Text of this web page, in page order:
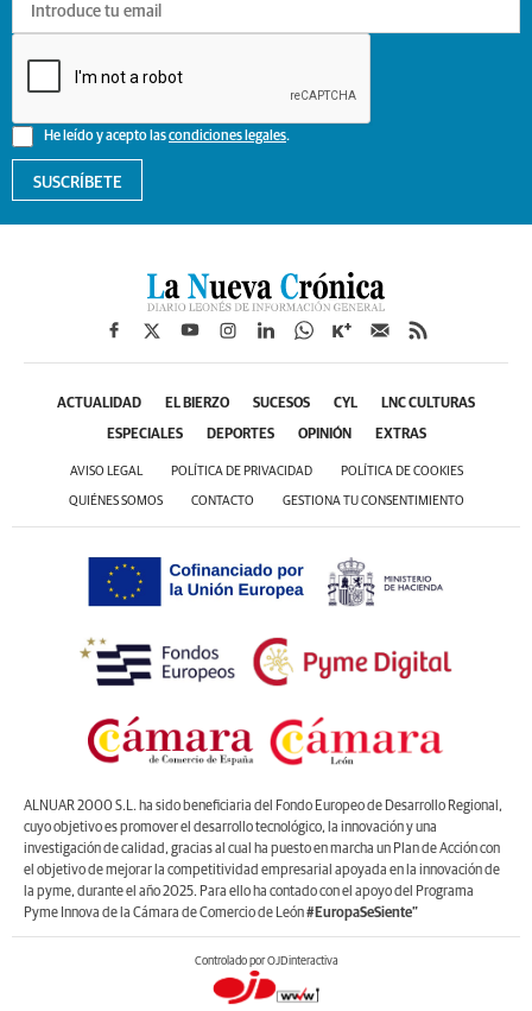
He leído y acepto lascondiciones legales.
SUSCRÍBETE
ACTUALIDAD EL BIERZO SUCESOS CYL LNC CULTURAS
ESPECIALES DEPORTES OPINIÓN EXTRAS
AVISO LEGAL POLÍTICA DE PRIVACIDAD POLÍTICA DE COOKIES
QUIÉNES SOMOS CONTACTO GESTIONA TU CONSENTIMIENTO
ALNUAR 2000 S.L. ha sido beneficiaria del Fondo Europeo de Desarrollo Regional,
cuyo objetivo es promover el desarrollo tecnológico, la innovación y una
investigación de calidad, gracias al cual ha puesto en marcha un Plan de Acción con
el objetivo de mejorar la competitividad empresarial apoyada en la innovación de
la pyme, durante el año 2025. Para ello ha contado con el apoyo del Programa
Pyme Innova de la Cámara de Comercio de León#EuropaSeSiente”
Controlado por OJDinteractiva